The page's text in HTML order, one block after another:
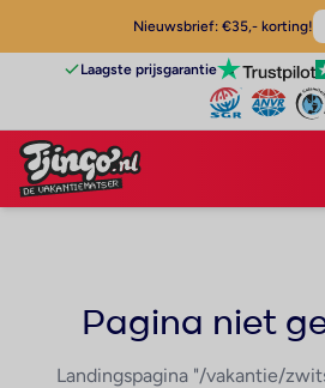
Nieuwsbrief: €35,- korting!
Laagste prijsgarantie
Pagina niet
Landingspagina "/vakantie/